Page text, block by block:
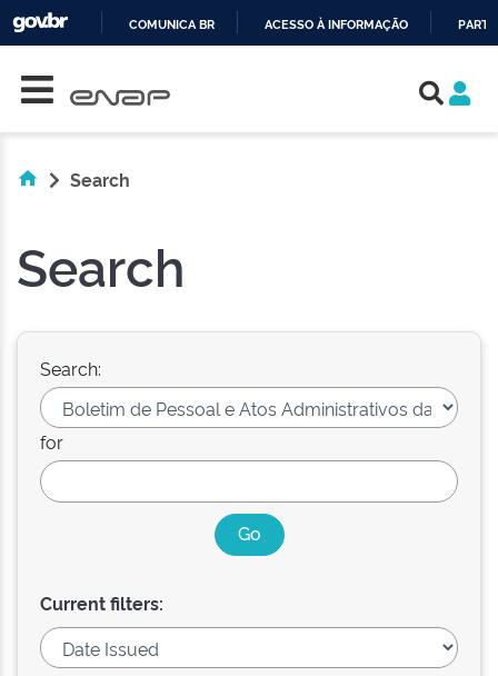
COMUNICA BR ACESSO À INFORMAÇÃO
Search
Search
Search:
for
Current filters: